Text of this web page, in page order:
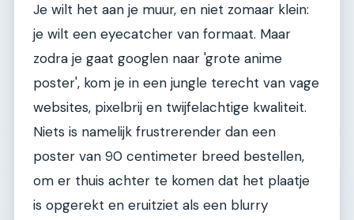
Je wilt het aan je muur, en niet zomaar klein:
je wilt een eyecatcher van formaat. Maar
zodra je gaat googlen naar 'grote anime
poster', kom je in een jungle terecht van vage
websites, pixelbrij en twijfelachtige kwaliteit.
Niets is namelijk frustrerender dan een
poster van 90 centimeter breed bestellen,
om er thuis achter te komen dat het plaatje
is opgerekt en eruitziet als een blurry